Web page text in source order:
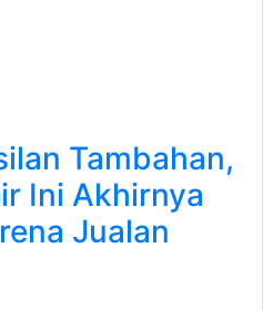
Tambahan,
Ini Akhirnya
Jualan